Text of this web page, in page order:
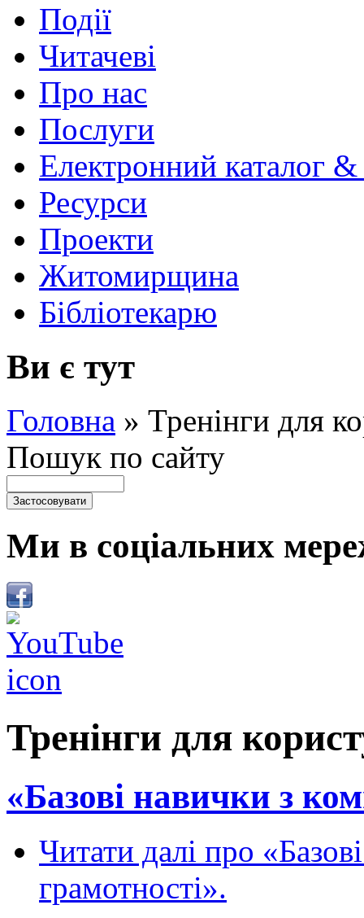
Події
Читачеві
Про нас
Послуги
Електронний каталог
Ресурси
Проекти
Житомирщина
Бібліотекарю
Ви є тут
Головна » Тренінги для
Пошук по сайту
Ми в соціальних
Тренінги для
«Базові навички з
Читати далі про
грамотності».